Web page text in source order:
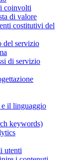
coinvolti
di valore
costitutivi del
del servizio
di servizio
e il linguaggio
keywords)
utenti